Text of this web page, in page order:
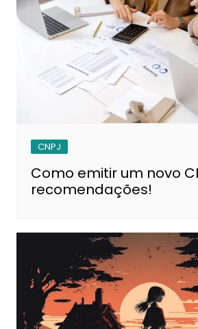
CNPJ
Como emitir um novo
recomendações!